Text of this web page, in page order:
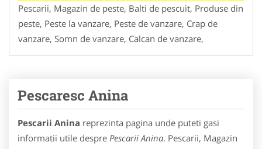
Pescarii, Magazin de peste, Balti de pescuit, Produse din
peste, Peste la vanzare, Peste de vanzare, Crap de
vanzare, Somn de vanzare, Calcan de vanzare,
Pescaresc Anina
Pescarii Anina reprezinta pagina unde puteti gasi
informatii utile despre Pescarii Anina. Pescarii, Magazin